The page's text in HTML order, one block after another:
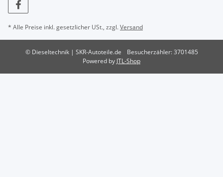
* Alle Preise inkl. gesetzlicher USt., zzgl.Versand
© Dieseltechnik | SKR-Autoteile.de
Besucherzähler: 3701485
Powered by JTL-Shop